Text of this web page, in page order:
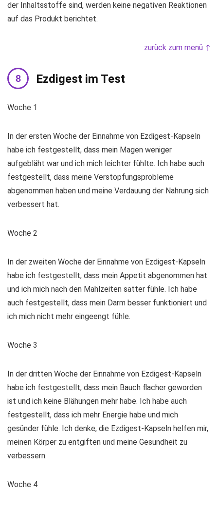
der Inhaltsstoffe sind, werden keine negativen Reaktionen
auf das Produkt berichtet.
zurück zum menü ↑
Ezdigest im Test
Woche 1
In der ersten Woche der Einnahme von Ezdigest-Kapseln
habe ich festgestellt, dass mein Magen weniger
aufgebläht war und ich mich leichter fühlte. Ich habe auch
festgestellt, dass meine Verstopfungsprobleme
abgenommen haben und meine Verdauung der Nahrung sich
verbessert hat.
Woche 2
In der zweiten Woche der Einnahme von Ezdigest-Kapseln
habe ich festgestellt, dass mein Appetit abgenommen hat
und ich mich nach den Mahlzeiten satter fühle. Ich habe
auch festgestellt, dass mein Darm besser funktioniert und
ich mich nicht mehr eingeengt fühle.
Woche 3
In der dritten Woche der Einnahme von Ezdigest-Kapseln
habe ich festgestellt, dass mein Bauch flacher geworden
ist und ich keine Blähungen mehr habe. Ich habe auch
festgestellt, dass ich mehr Energie habe und mich
gesünder fühle. Ich denke, die Ezdigest-Kapseln helfen mir,
meinen Körper zu entgiften und meine Gesundheit zu
verbessern.
Woche 4